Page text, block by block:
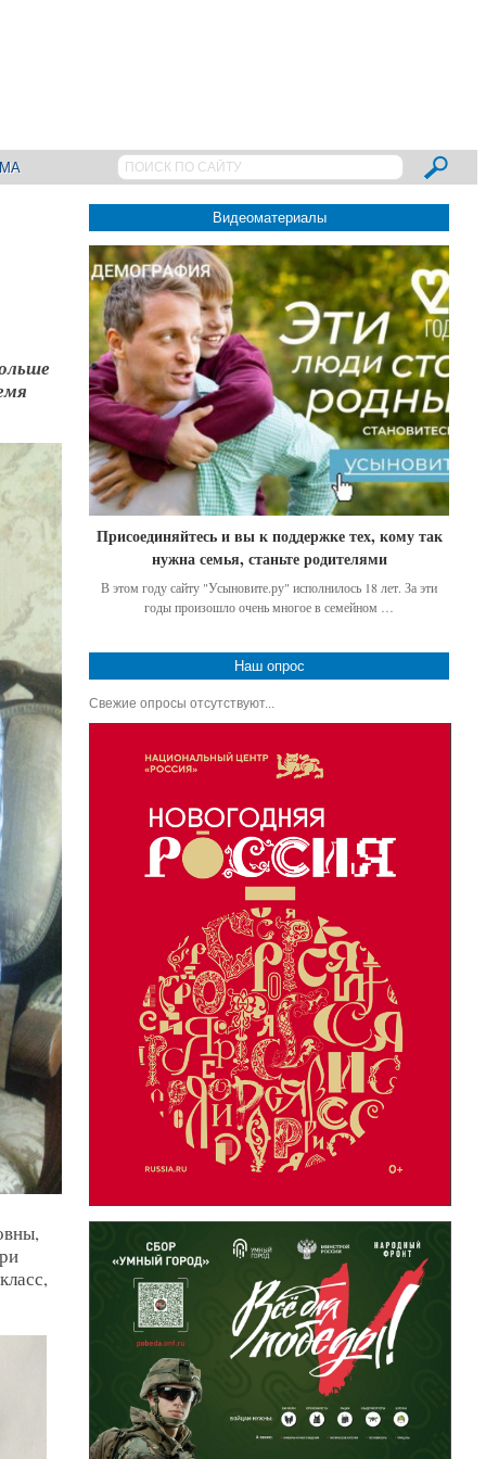
Видеоматериалы
Присоединяйтесь и вы к поддержке тех, кому так
нужна семья, станьте родителями
В этом году сайту "Усыновите.ру" исполнилось 18 лет. За эти
годы произошло очень многое в семейном …
Наш опрос
Свежие опросы отсутствуют...